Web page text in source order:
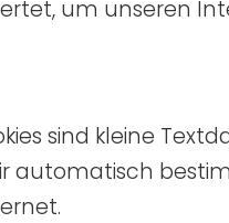
um unseren
sind kleine